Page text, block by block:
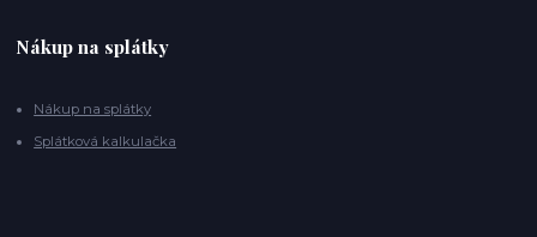
Nákup na splátky
Nákup na splátky
Splátková kalkulačka